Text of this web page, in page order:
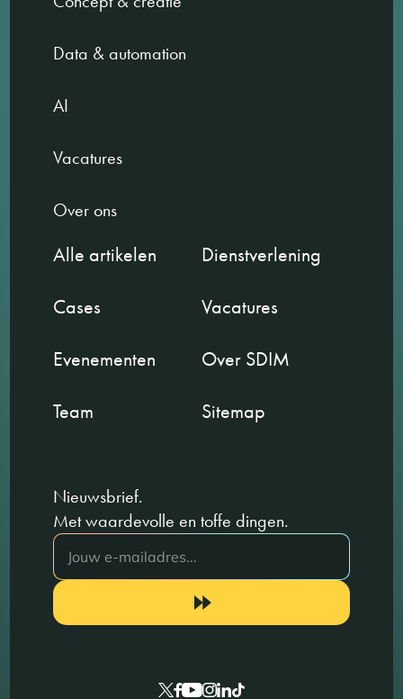
Data & automation
AI
Vacatures
Over ons
Alle artikelen
Dienstverlening
Cases
Vacatures
Evenementen
Over SDIM
Team
Sitemap
Nieuwsbrief.
Met waardevolle en toffe dingen.